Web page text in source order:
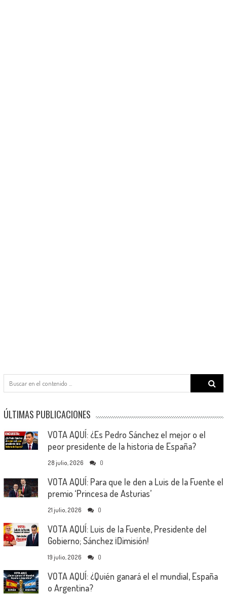
Search
for:
ÚLTIMAS PUBLICACIONES
VOTA AQUÍ: ¿Es Pedro Sánchez el mejor o el
peor presidente de la historia de España?
28 julio, 2026 0
VOTA AQUÍ: Para que le den a Luis de la Fuente el
premio ‘Princesa de Asturias’
21 julio, 2026 0
VOTA AQUÍ: Luis de la Fuente, Presidente del
Gobierno; Sánchez ¡Dimisión!
19 julio, 2026 0
VOTA AQUÍ: ¿Quién ganará el el mundial, España
o Argentina?